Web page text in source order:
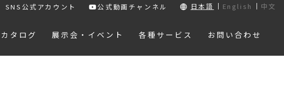
SNS公式アカウント 公式動画チャンネル 日本語 English 中文
カタログ 展示会・イベント 各種サービス お問い合わせ